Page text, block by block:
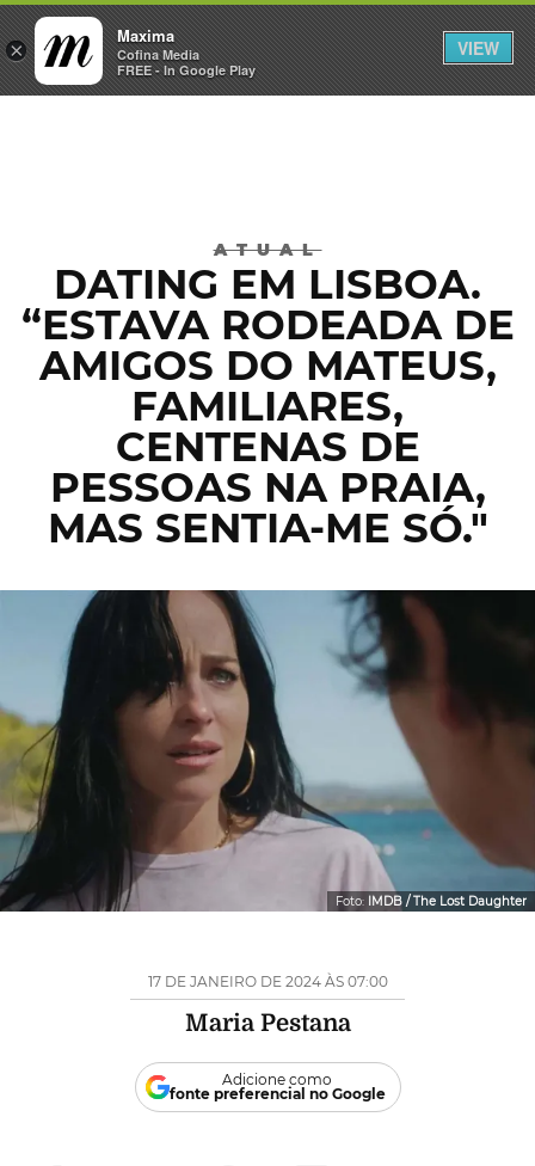
×
Maxima
Cofina Media
FREE - In Google Play
VIEW
INICIAR SESSÃO
ATUAL
DATING EM LISBOA.
“ESTAVA RODEADA DE
AMIGOS DO MATEUS,
FAMILIARES,
CENTENAS DE
PESSOAS NA PRAIA,
MAS SENTIA-ME SÓ."
Foto: IMDB / The Lost Daughter
17 DE JANEIRO DE 2024 ÀS 07:00
Maria Pestana
Adicione como
fonte preferencial no Google